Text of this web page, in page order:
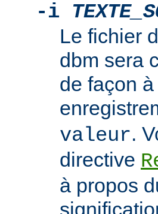
-i
Le fichier
dbm sera
de façon
valeur.
directive
à propos